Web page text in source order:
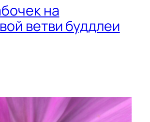
на
ветви буддлеи